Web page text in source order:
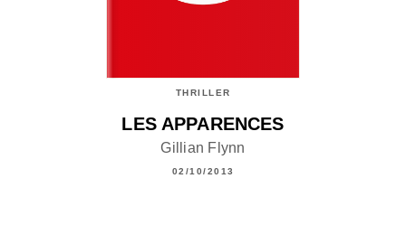
THRILLER
LES APPARENCES
Gillian Flynn
02/10/2013